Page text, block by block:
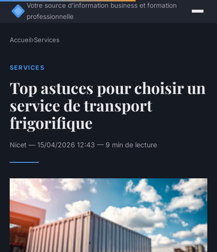
Votre source d'information business et formation
professionnelle
Accueil›Services
SERVICES
Top astuces pour choisir un
service de transport
frigorifique
Nicet — 15/04/2026 12:43 — 9 min de lecture